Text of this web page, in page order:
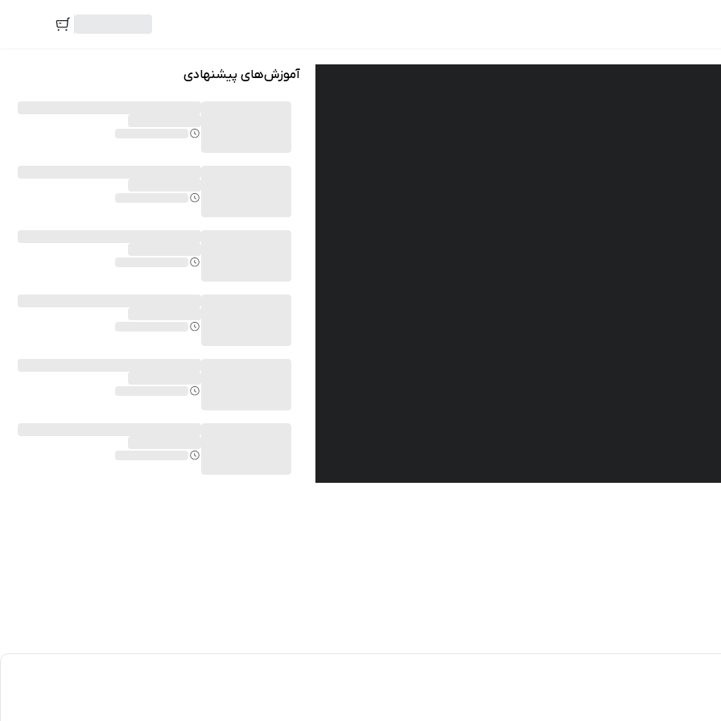
آموزش‌های پیشنهادی